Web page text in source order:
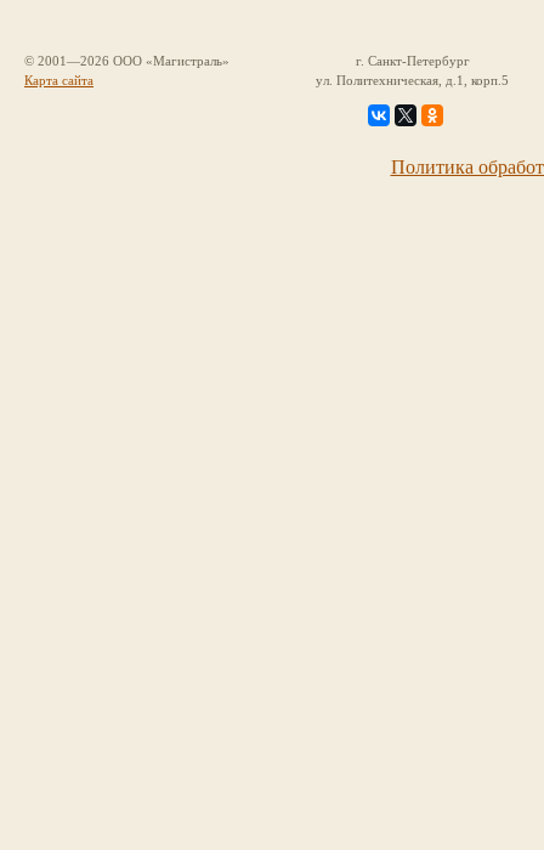
© 2001—2026 ООО «Магистраль»
Карта сайта
г. Санкт-Петербург
ул. Политехническая, д.1, корп.5
Политика